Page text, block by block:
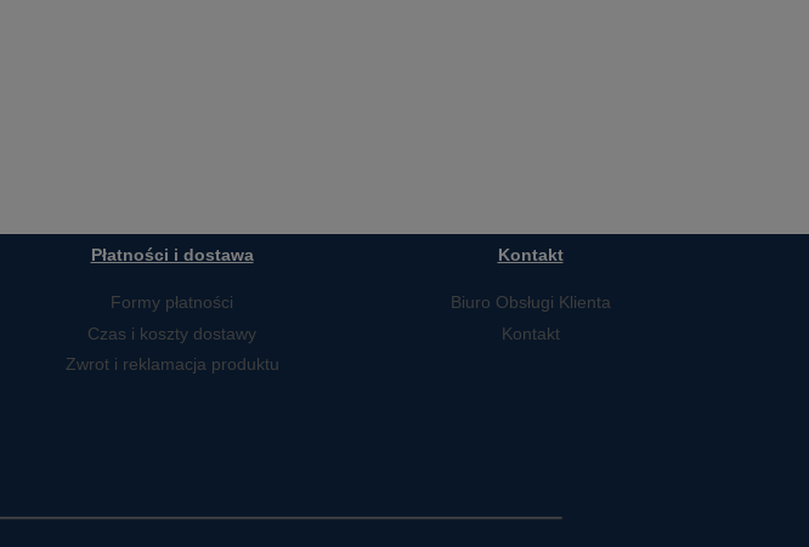
Płatności i dostawa
Formy płatności
Czas i koszty dostawy
Zwrot i reklamacja produktu
Kontakt
Biuro Obsługi Klienta
Kontakt